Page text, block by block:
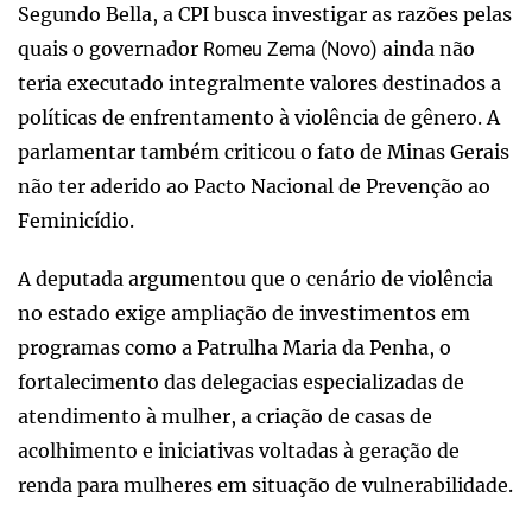
Segundo Bella, a CPI busca investigar as razões pelas
quais o governador Romeu Zema (Novo) ainda não
teria executado integralmente valores destinados a
políticas de enfrentamento à violência de gênero. A
parlamentar também criticou o fato de Minas Gerais
não ter aderido ao Pacto Nacional de Prevenção ao
Feminicídio.
A deputada argumentou que o cenário de violência
no estado exige ampliação de investimentos em
programas como a Patrulha Maria da Penha, o
fortalecimento das delegacias especializadas de
atendimento à mulher, a criação de casas de
acolhimento e iniciativas voltadas à geração de
renda para mulheres em situação de vulnerabilidade.